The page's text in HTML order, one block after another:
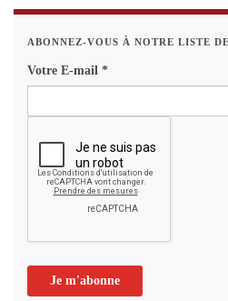
ABONNEZ-VOUS À NOTRE LISTE
Votre E-mail *